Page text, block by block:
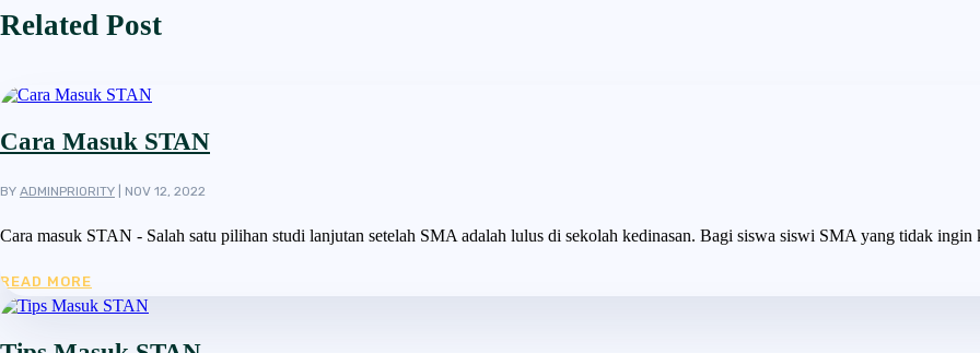
Related Post
Cara Masuk STAN
BY ADMINPRIORITY NOV 12, 2022
Cara masuk STAN - Salah satu pilihan studi lanjutan setelah SMA adalah lulus di sekolah kedinasan. Bagi siswa siswi SMA yang tidak ingin
READ MORE